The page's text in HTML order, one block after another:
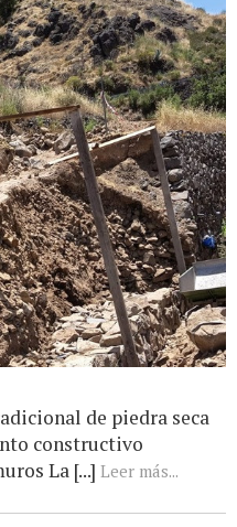
de piedra seca
constructivo
La [...] Leer más...